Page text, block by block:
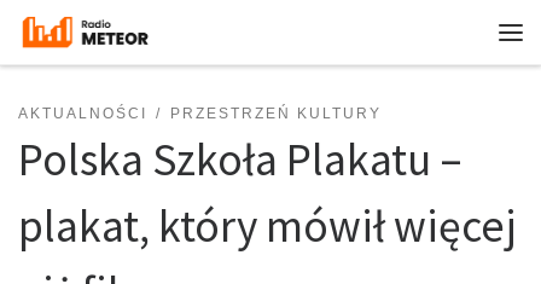
Przejdź do treści
AKTUALNOŚCI PRZESTRZEŃ KULTURY
Polska Szkoła Plakatu –
plakat, który mówił więcej